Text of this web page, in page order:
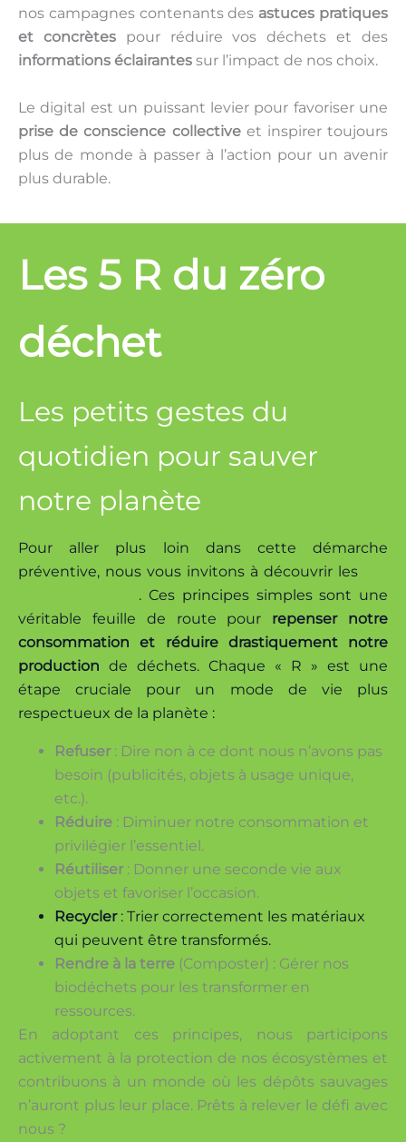
nos campagnes contenants des astuces pratiques
et concrètespour réduire vos déchets et des
informations éclairantes sur l’impact de nos choix.
Le digital est un puissant levier pour favoriser une
prise de conscience collective et inspirer toujours
plus de monde à passer à l’action pour un avenir
plus durable.
Les 5 R du zéro
déchet
Les petits gestes du
quotidien pour sauver
notre planète
Pour aller plus loin dans cette démarche
préventive, nous vous invitons à découvrir les
. Ces principes simples sont une
véritable feuille de route pour repenser notre
consommation et réduire drastiquement notre
production de déchets. Chaque « R » est une
étape cruciale pour un mode de vie plus
respectueux de la planète :
Refuser: Dire non à ce dont nous n’avons pas
besoin (publicités, objets à usage unique,
etc.).
Réduire : Diminuer notre consommation et
privilégier l’essentiel.
Réutiliser: Donner une seconde vie aux
objets et favoriser l’occasion.
Recycler: Trier correctement les matériaux
qui peuvent être transformés.
Rendre à la terre (Composter) : Gérer nos
biodéchets pour les transformer en
ressources.
En adoptant ces principes, nous participons
activement à la protection de nos écosystèmes et
contribuons à un monde où les dépôts sauvages
n’auront plus leur place. Prêts à relever le défi avec
nous ?